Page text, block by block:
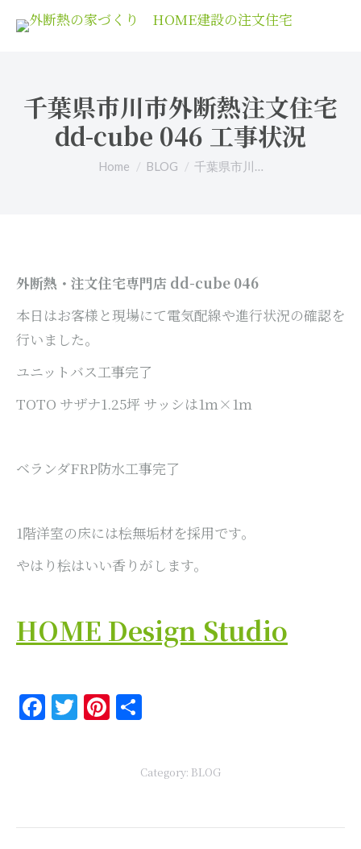
千葉県市川市外断熱注文住宅
dd-cube 046 工事状況
You are here:
Home BLOG 千葉県市川…
外断熱・注文住宅専門店 dd-cube 046
本日はお客様と現場にて電気配線や進行状況の確認を
行いました。
ユニットバス工事完了
TOTO サザナ1.25坪 サッシは1ｍ×1ｍ
ベランダFRP防水工事完了
1階洋室の床には桧無垢材を採用です。
やはり桧はいい香りがします。
HOME Design Studio
Facebook
Twitter
Pinterest
Category: BLOG